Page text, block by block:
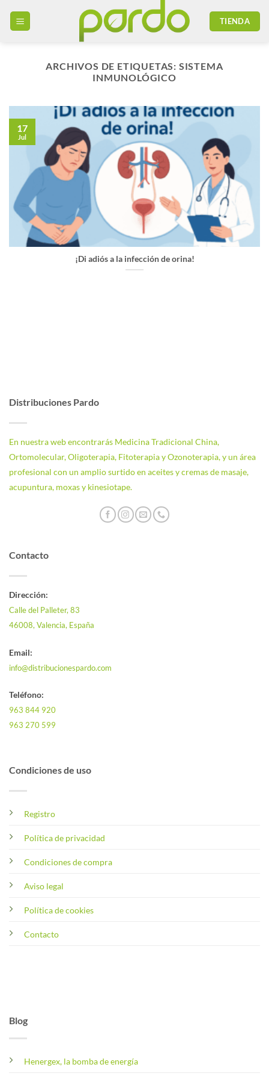
TIENDA
ARCHIVOS DE ETIQUETAS: SISTEMA
INMUNOLÓGICO
¡Di adiós a la infección de orina!
17
Jul
Distribuciones Pardo
En nuestra web encontrarás Medicina Tradicional China,
Ortomolecular, Oligoterapia, Fitoterapia y Ozonoterapia, y un área
profesional con un amplio surtido en aceites y cremas de masaje,
acupuntura, moxas y kinesiotape.
Condiciones de uso
Registro
Política de privacidad
Condiciones de compra
Aviso legal
Política de cookies
Contacto
Blog
Henergex, la bomba de energía
Contacto
Dirección:
Calle del Palleter, 83
46008, Valencia, España
Email:
info@distribucionespardo.com
Teléfono:
963 844 920
963 270 599